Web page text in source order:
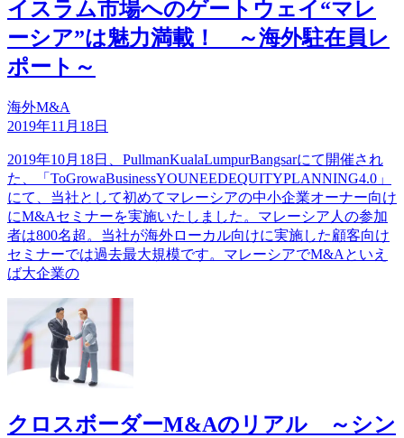
イスラム市場へのゲートウェイ“マレ
ーシア”は魅力満載！ ～海外駐在員レ
ポート～
海外M&A
2019年11月18日
2019年10月18日、PullmanKualaLumpurBangsarにて開催され
た、「ToGrowaBusinessYOUNEEDEQUITYPLANNING4.0」
にて、当社として初めてマレーシアの中小企業オーナー向け
にM&Aセミナーを実施いたしました。マレーシア人の参加
者は800名超。当社が海外ローカル向けに実施した顧客向け
セミナーでは過去最大規模です。マレーシアでM&Aといえ
ば大企業の
クロスボーダーM&Aのリアル ～シン